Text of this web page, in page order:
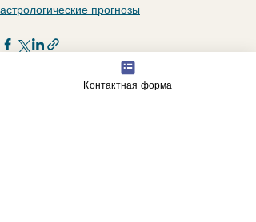
астрологические прогнозы
Контактная форма